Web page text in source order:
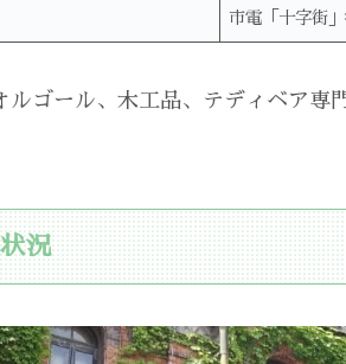
市電「十字街
ルゴール、木工品、テディベア専
況